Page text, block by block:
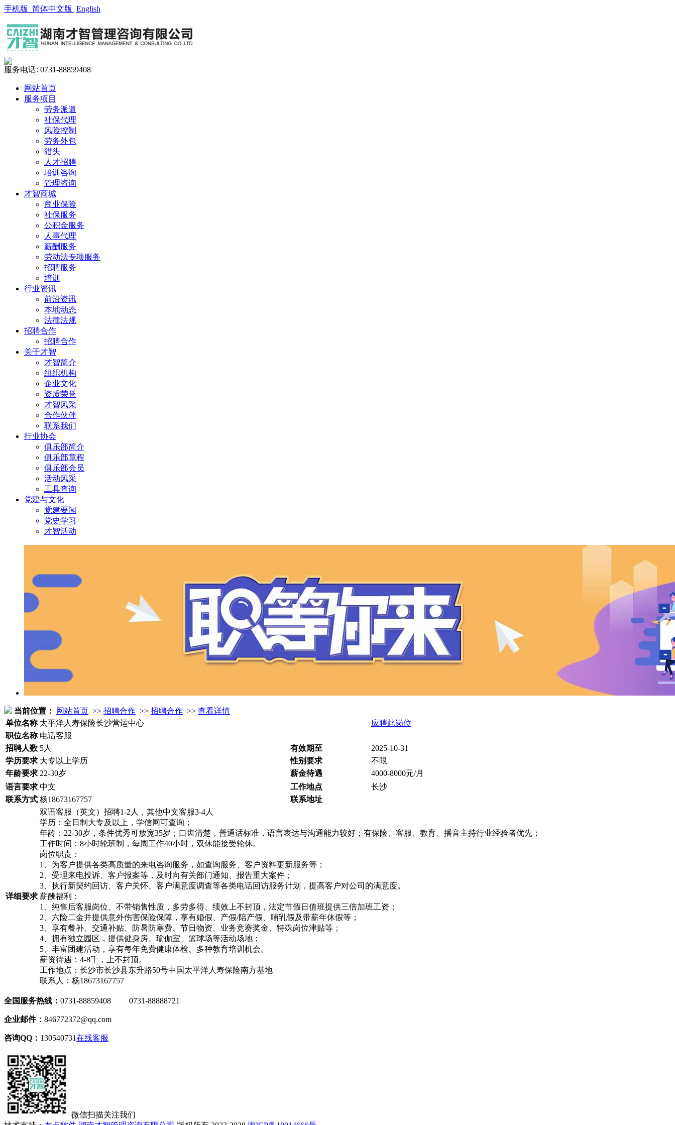
手机版 简体中文版 English
服务电话: 0731-88859408
网站首页
服务项目
劳务派遣
社保代理
风险控制
劳务外包
猎头
人才招聘
培训咨询
管理咨询
才智商城
商业保险
社保服务
公积金服务
人事代理
薪酬服务
劳动法专项服务
招聘服务
培训
行业资讯
前沿资讯
本地动态
法律法规
招聘合作
招聘合作
关于才智
才智简介
组织机构
企业文化
资质荣誉
才智风采
合作伙伴
联系我们
行业协会
俱乐部简介
俱乐部章程
俱乐部会员
活动风采
工具查询
党建与文化
党建要闻
党史学习
才智活动
当前位置： 网站首页 >> 招聘合作 >> 招聘合作 >> 查看详情
单位名称 太平洋人寿保险长沙营运中心
应聘此岗位
职位名称 电话客服
招聘人数 5人 有效期至
2025-10-31
学历要求 大专以上学历 性别要求
不限
年龄要求 22-30岁 薪金待遇
4000-8000元/月
语言要求 中文 工作地点
长沙
联系方式 杨18673167757 联系地址
详细要求
双语客服（英文）招聘1-2人，其他中文客服3-4人
学历：全日制大专及以上，学信网可查询；
年龄：22-30岁，条件优秀可放宽35岁；口齿清楚，普通话标准，语言表达与沟通能力较好；有保险、客服、教育、播音主持行业经验者优先；
工作时间：8小时轮班制，每周工作40小时，双休能接受轮休。
岗位职责：
1、为客户提供各类高质量的来电咨询服务，如查询服务、客户资料更新服务等；
2、受理来电投诉、客户报案等，及时向有关部门通知、报告重大案件；
3、执行新契约回访、客户关怀、客户满意度调查等各类电话回访服务计划，提高客户对公司的满意度。
薪酬福利：
1、纯售后客服岗位、不带销售性质，多劳多得、绩效上不封顶，法定节假日值班提供三倍加班工资；
2、六险二金并提供意外伤害保险保障，享有婚假、产假/陪产假、哺乳假及带薪年休假等；
3、享有餐补、交通补贴、防暑防寒费、节日物资、业务竞赛奖金、特殊岗位津贴等；
4、拥有独立园区，提供健身房、瑜伽室、篮球场等活动场地；
5、丰富团建活动，享有每年免费健康体检、多种教育培训机会。
薪资待遇：4-8千，上不封顶。
工作地点：长沙市长沙县东升路50号中国太平洋人寿保险南方基地
联系人：杨18673167757
全国服务热线： 0731-88859408 0731-88888721
企业邮件： 846772372@qq.com
咨询QQ： 130540731在线客服
微信扫描关注我们